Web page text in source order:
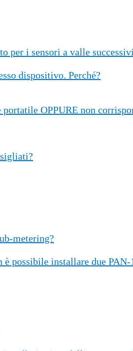
per i sensori a valle
dispositivo. Perché?
OPPURE non
metering?
possibile installare due PAN-